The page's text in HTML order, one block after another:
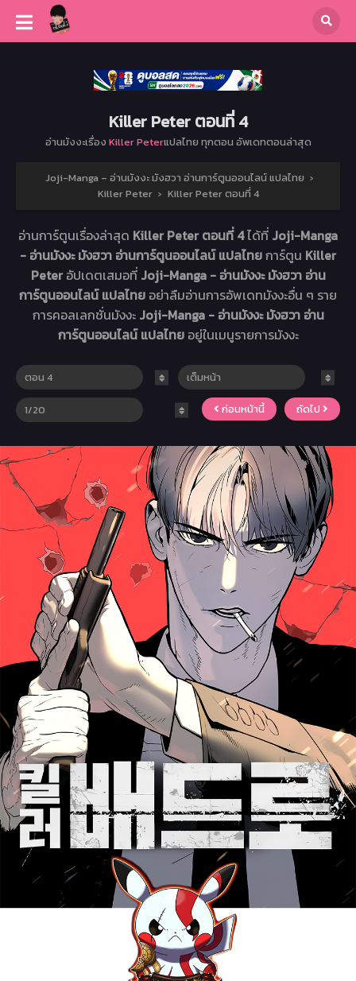
Killer Peter ตอนที่ 4
อ่านมังงะเรื่อง Killer Peterแปลไทย ทุกตอน อัพเดทตอนล่าสุด
Joji-Manga – อ่านมังงะ มังฮวา อ่านการ์ตูนออนไลน์ แปลไทย ›
Killer Peter › Killer Peter ตอนที่ 4
อ่านการ์ตูนเรื่องล่าสุด Killer Peter ตอนที่ 4ได้ที่ Joji-Manga
- อ่านมังงะ มังฮวา อ่านการ์ตูนออนไลน์ แปลไทยการ์ตูน Killer
Peter อัปเดตเสมอที่ Joji-Manga - อ่านมังงะ มังฮวา อ่าน
การ์ตูนออนไลน์ แปลไทย อย่าลืมอ่านการอัพเดทมังงะอื่น ๆ ราย
การคอลเลกชั่นมังงะ Joji-Manga - อ่านมังงะ มังฮวา อ่าน
การ์ตูนออนไลน์ แปลไทย อยู่ในเมนูรายการมังงะ
ก่อนหน้านี้ ถัดไป